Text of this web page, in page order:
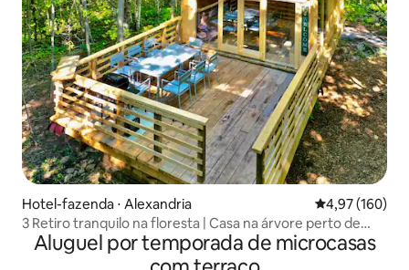
Hotel-fazenda ⋅ Alexandria 4,97 de uma
4,97 (160)
3 Retiro tranquilo na floresta | Casa na árvore perto de
Montreal
Aluguel por temporada de microcasas